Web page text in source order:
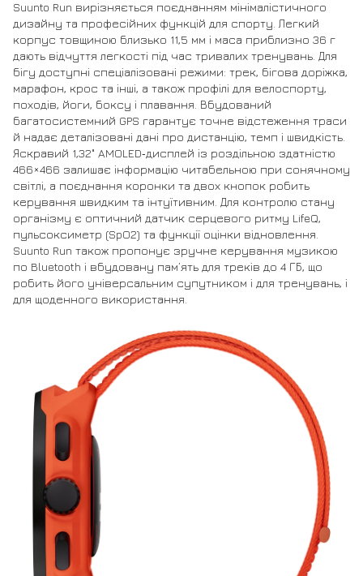
Suunto Run вирізняється поєднанням мінімалістичного
дизайну та професійних функцій для спорту. Легкий
корпус товщиною близько 11,5 мм і маса приблизно 36 г
дають відчуття легкості під час тривалих тренувань. Для
бігу доступні спеціалізовані режими: трек, бігова доріжка,
марафон, крос та інші, а також профілі для велоспорту,
походів, йоги, боксу і плавання. Вбудований
багатосистемний GPS гарантує точне відстеження траси
й надає деталізовані дані про дистанцію, темп і швидкість.
Яскравий 1,32" AMOLED‑дисплей із роздільною здатністю
466×466 залишає інформацію читабельною при сонячному
світлі, а поєднання коронки та двох кнопок робить
керування швидким та інтуїтивним. Для контролю стану
організму є оптичний датчик серцевого ритму LifeQ,
пульсоксиметр (SpO2) та функції оцінки відновлення.
Suunto Run також пропонує зручне керування музикою
по Bluetooth і вбудовану пам’ять для треків до 4 ГБ, що
робить його універсальним супутником і для тренувань, і
для щоденного використання.